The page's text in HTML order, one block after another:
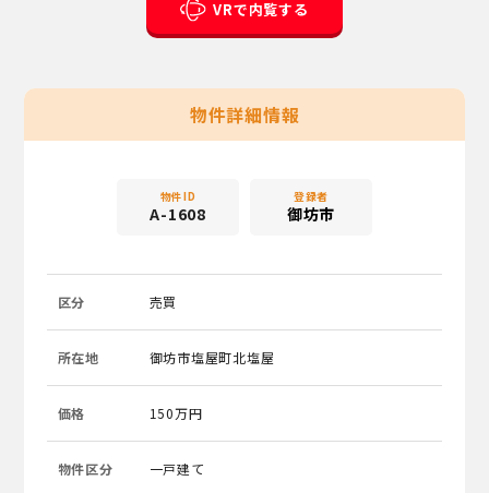
VRで内覧する
物件詳細情報
物件ID
A-1608
登録者
御坊市
区分 売買
所在地 御坊市塩屋町北塩屋
価格 150万円
物件区分 一戸建て